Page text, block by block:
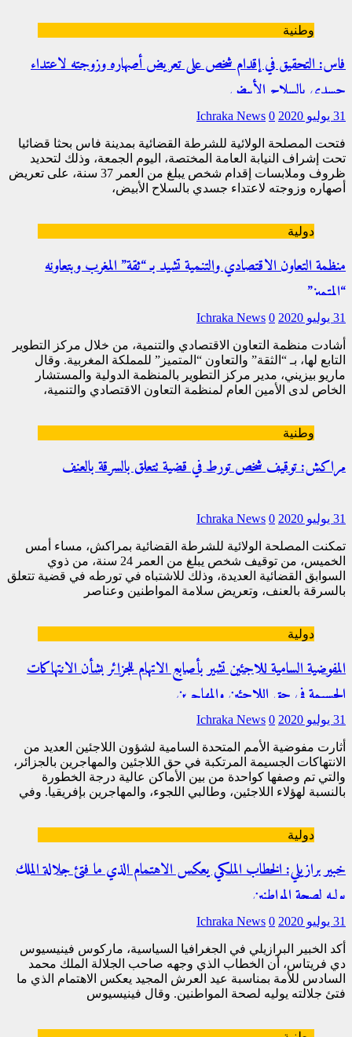
وطنية
فاس: التحقيق في إقدام شخص على تعريض أصهاره وزوجته لاعتداء
جسدي بالسلاح الأبيض
31 يوليو 2020 Ichraka News 0
فتحت المصلحة الولائية للشرطة القضائية بمدينة فاس بحثا قضائيا
تحت إشراف النيابة العامة المختصة، اليوم الجمعة، وذلك لتحديد
ظروف وملابسات إقدام شخص يبلغ من العمر 37 سنة، على تعريض
أصهاره وزوجته لاعتداء جسدي بالسلاح الأبيض،
دولية
منظمة التعاون الاقتصادي والتنمية تشيد بـ “ثقة” المغرب وبتعاونه
“المتميز”
31 يوليو 2020 Ichraka News 0
أشادت منظمة التعاون الاقتصادي والتنمية، من خلال مركز التطوير
التابع لها، بـ “الثقة” والتعاون “المتميز” للمملكة المغربية. وقال
ماريو بيزيني، مدير مركز التطوير بالمنظمة الدولية والمستشار
الخاص لدى الأمين العام لمنظمة التعاون الاقتصادي والتنمية،
وطنية
مراكش: توقيف شخص تورط في قضية تتعلق بالسرقة بالعنف
31 يوليو 2020 Ichraka News 0
تمكنت المصلحة الولائية للشرطة القضائية بمراكش، مساء أمس
الخميس، من توقيف شخص يبلغ من العمر 24 سنة، من ذوي
السوابق القضائية العديدة، وذلك للاشتباه في تورطه في قضية تتعلق
بالسرقة بالعنف، وتعريض سلامة المواطنين وعناصر
دولية
المفوضية السامية للاجئين تشير بأصابع الاتهام للجزائر بشأن الانتهاكات
الجسيمة في حق اللاجئين والمهاجرين
31 يوليو 2020 Ichraka News 0
أثارت مفوضية الأمم المتحدة السامية لشؤون اللاجئين العديد من
الانتهاكات الجسيمة المرتكبة في حق اللاجئين والمهاجرين بالجزائر،
والتي تم وصفها كواحدة من بين الأماكن عالية درجة الخطورة
بالنسبة لهؤلاء اللاجئين، وطالبي اللجوء، والمهاجرين بإفريقيا. وفي
دولية
خبير برازيلي: الخطاب الملكي يعكس الاهتمام الذي ما فتئ جلالة الملك
يوليه لصحة المواطنين
31 يوليو 2020 Ichraka News 0
أكد الخبير البرازيلي في الجغرافيا السياسية، ماركوس فينيسيوس
دي فريتاس، أن الخطاب الذي وجهه صاحب الجلالة الملك محمد
السادس للأمة بمناسبة عيد العرش المجيد يعكس الاهتمام الذي ما
فتئ جلالته يوليه لصحة المواطنين. وقال فينيسيوس